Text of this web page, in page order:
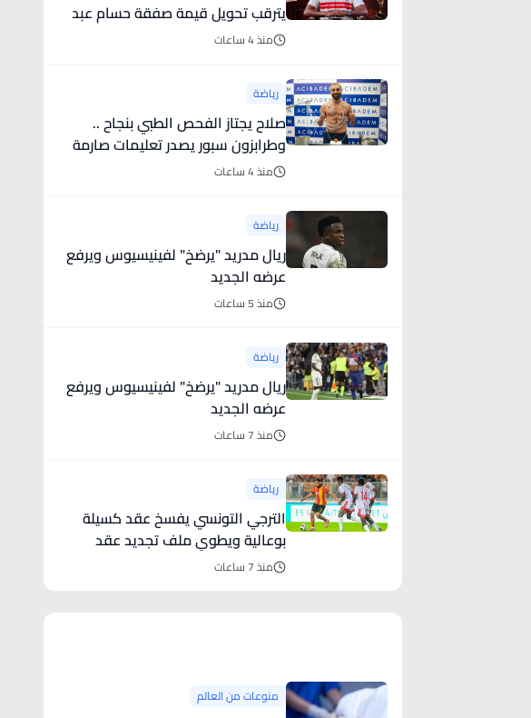
يترقب تحويل قيمة صفقة حسام عبد
المجيد
منذ 4 ساعات
رياضة
صلاح يجتاز الفحص الطبي بنجاح ..
وطرابزون سبور يصدر تعليمات صارمة
لجماهيره قبل استقبال النجم
منذ 4 ساعات
رياضة
ريال مدريد "يرضخ" لفينيسيوس ويرفع
عرضه الجديد
منذ 5 ساعات
رياضة
ريال مدريد "يرضخ" لفينيسيوس ويرفع
عرضه الجديد
منذ 7 ساعات
رياضة
الترجي التونسي يفسخ عقد كسيلة
بوعالية ويطوي ملف تجديد عقد
بلايلي ا
منذ 7 ساعات
منوعات من العالم